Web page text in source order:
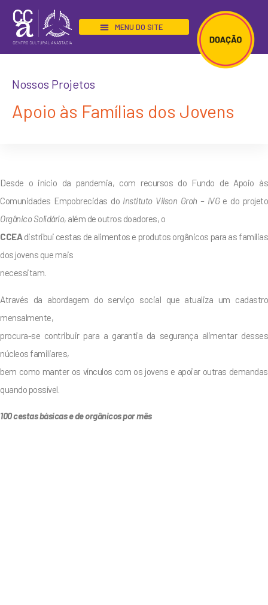
Nossos Projetos
Apoio às Famílias dos Jovens
Desde o início da pandemia, com recursos do Fundo de Apoio às
Comunidades Empobrecidas do Instituto Vilson Groh – IVGe do projeto
Orgânico Solidário, além de outros doadores, o
CCEAdistribui cestas de alimentos e produtos orgânicos para as famílias
dos jovens que mais
necessitam.
Através da abordagem do serviço social que atualiza um cadastro
mensalmente,
procura-se contribuir para a garantia da segurança alimentar desses
núcleos familiares,
bem como manter os vínculos com os jovens e apoiar outras demandas
quando possível.
100 cestas básicas e de orgânicos por mês